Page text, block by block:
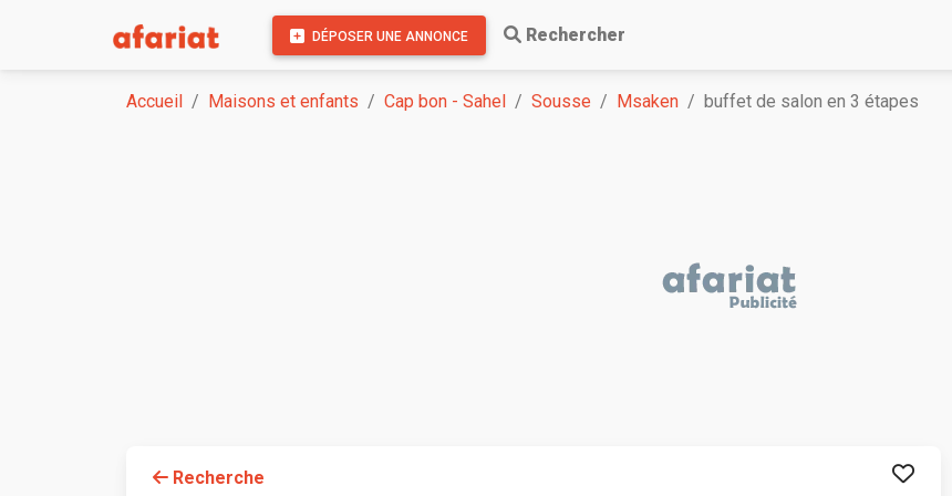
DÉPOSER UNE ANNONCE Rechercher
Accueil Maisons et enfants Cap bon - Sahel Sousse Msaken buffet de salon en 3 étapes
Recherche